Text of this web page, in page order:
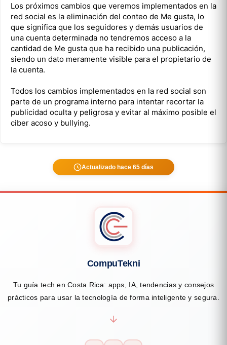
Los próximos cambios que veremos implementados en la
red social es la eliminación del conteo de Me gusta, lo
que significa que los seguidores y demás usuarios de
una cuenta determinada no tendremos acceso a la
cantidad de Me gusta que ha recibido una publicación,
siendo un dato meramente visible para el propietario de
la cuenta.
Todos los cambios implementados en la red social son
parte de un programa interno para intentar recortar la
publicidad oculta y peligrosa y evitar al máximo posible el
ciber acoso y bullying.
Actualizado hace 65 días
CompuTekni
Tu guía tech en Costa Rica: apps, IA, tendencias y consejos
prácticos para usar la tecnología de forma inteligente y segura.